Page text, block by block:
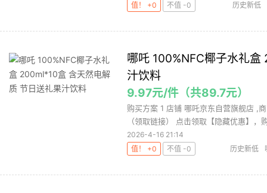
值！ +0
不值 -0 历史新低
哪吒 100%NFC椰子水礼
汁饮料
9.97元/件（共89.7元）
购买方案 1 店铺 哪吒京东自营旗舰店 ,
（领取链接） 点击领取【隐藏优惠】，
2026-4-16 21:14
值！ +0
不值 -0 历史新低